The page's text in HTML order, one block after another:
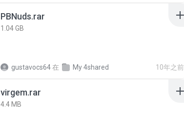
PBNuds.rar
1.04 GB
gustavocs64在 My 4shared 10年之前
virgem.rar
4.4 MB